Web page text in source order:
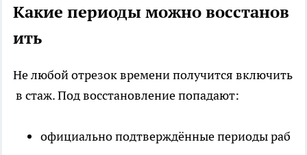
Какие периоды можно восстанов
ить
Не любой отрезок времени получится включить
в стаж. Под восстановление попадают:
официально подтверждённые периоды раб